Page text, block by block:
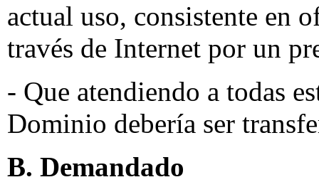
actual uso, consistente en
través de Internet por un
- Que atendiendo a todas
Dominio debería ser
B. Demandado